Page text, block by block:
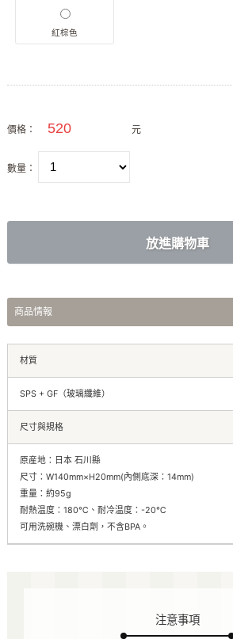
紅棕色
價格： 元
數量：
商品情報
材質
SPS + GF（玻璃纖維）
尺寸與規格
原産地：日本 石川縣
尺寸：W140mm×H20mm(內側底深：14mm)
重量：約95g
耐熱温度：180℃、耐冷温度：-20℃
可用洗碗機、漂白劑，不含BPA。
注意事項